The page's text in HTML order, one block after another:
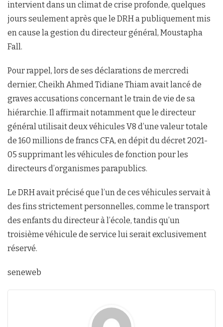
intervient dans un climat de crise profonde, quelques
jours seulement après que le DRH a publiquement mis
en cause la gestion du directeur général, Moustapha
Fall.
Pour rappel, lors de ses déclarations de mercredi
dernier, Cheikh Ahmed Tidiane Thiam avait lancé de
graves accusations concernant le train de vie de sa
hiérarchie. Il affirmait notamment que le directeur
général utilisait deux véhicules V8 d’une valeur totale
de 160 millions de francs CFA, en dépit du décret 2021-
05 supprimant les véhicules de fonction pour les
directeurs d’organismes parapublics.
Le DRH avait précisé que l’un de ces véhicules servait à
des fins strictement personnelles, comme le transport
des enfants du directeur à l’école, tandis qu’un
troisième véhicule de service lui serait exclusivement
réservé.
seneweb